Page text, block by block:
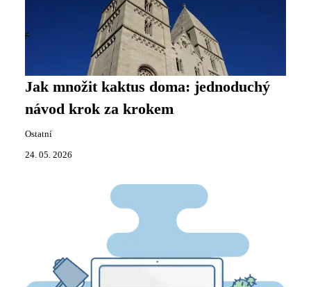
Jak množit kaktus doma: jednoduchý
návod krok za krokem
Ostatní
24. 05. 2026